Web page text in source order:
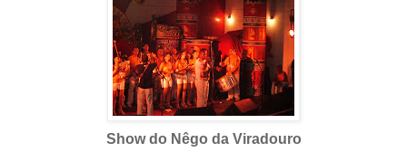
Show do Nêgo da Viradouro